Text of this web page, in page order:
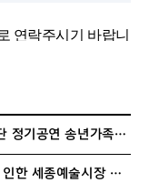
연락주시기 바랍니
2019 서울시뮤지컬단 정기공연 송년가족뮤지컬 <애니> 공개 오디션
태풍 및 우천 예보로 인한 세종예술시장 소소 취소 안내